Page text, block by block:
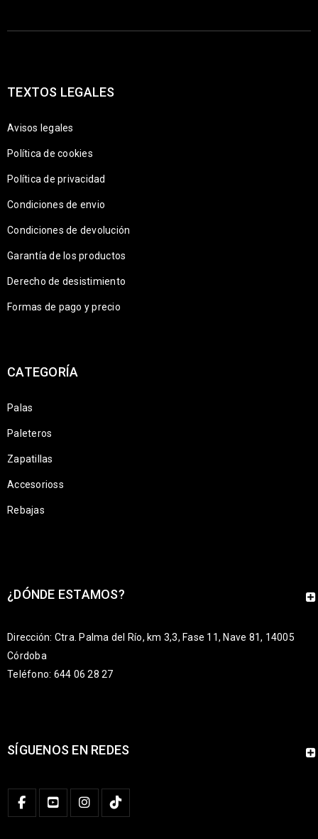
TEXTOS LEGALES
Avisos legales
Política de cookies
Política de privacidad
Condiciones de envio
Condiciones de devolución
Garantía de los productos
Derecho de desistimiento
Formas de pago y precio
CATEGORÍA
Palas
Paleteros
Zapatillas
Accesorioss
Rebajas
¿DÓNDE ESTAMOS?
Dirección: Ctra. Palma del Río, km 3,3, Fase 11, Nave 81, 14005
Córdoba
Teléfono: 644 06 28 27
SÍGUENOS EN REDES